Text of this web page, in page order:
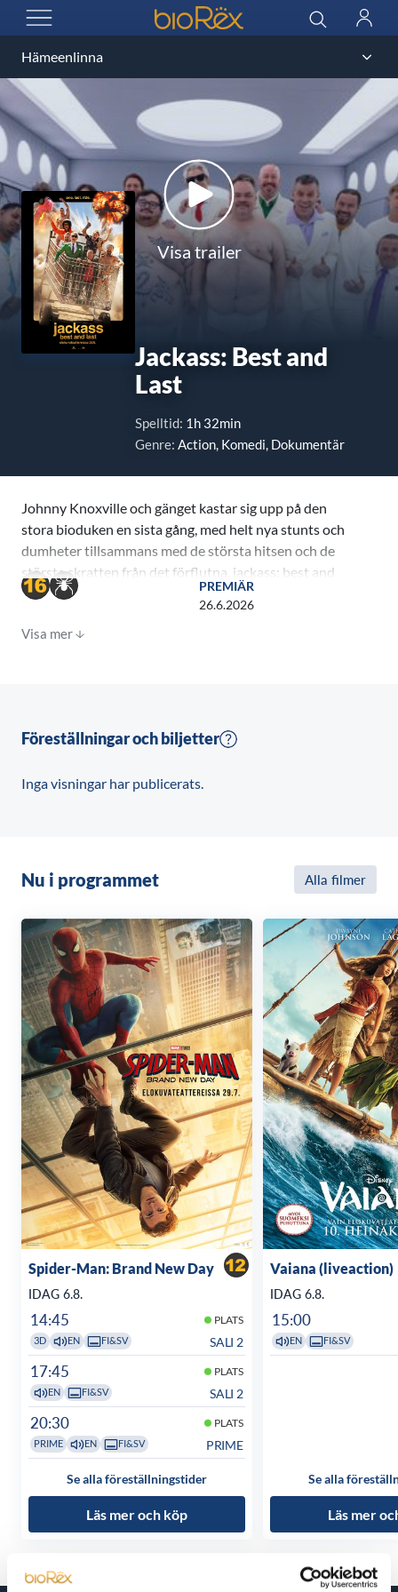
ÖPPNA MENYN
BioRex Cinemas Sök
Logga
Visa trailer
Jackass: Best and
Last
Spelltid: 1h 32min
Genre: Action, Komedi, Dokumentär
Johnny Knoxville och gänget kastar sig upp på den
stora bioduken en sista gång, med helt nya stunts och
dumheter tillsammans med de största hitsen och de
största skratten från det förflutna. jackass: best and
last är en glädjefylld, högljudd hyllning till den
galenskap och vänskap som man kommit att älska och
förvänta sig av de här idioterna under de senaste 25
PREMIÄR
26.6.2026
Visa mer
Föreställningar och biljetter
Inga visningar har publicerats.
Nu i programmet Alla filmer
Spider-Man: Brand New Day
IDAG 6.8.
14:45 PLATS
3D EN FI&SV SALI 2
17:45 PLATS
EN FI&SV SALI 2
20:30 PLATS
PRIME EN FI&SV PRIME
Se alla föreställningstider
Läs mer och köp
Vaiana (liveaction)
IDAG 6.8.
15:00
EN FI&SV
Se alla
Läs mer